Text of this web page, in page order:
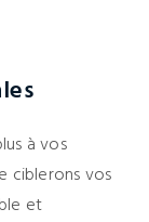
à vos
ciblerons vos
et